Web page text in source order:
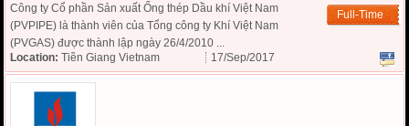
Full-Time
Công ty Cổ phần Sản xuất Ống thép Dầu khí Việt Nam
(PVPIPE) là thành viên của Tổng công ty Khí Việt Nam
(PVGAS) được thành lập ngày 26/4/2010 ...
Location: Tiền Giang Vietnam 17/Sep/2017